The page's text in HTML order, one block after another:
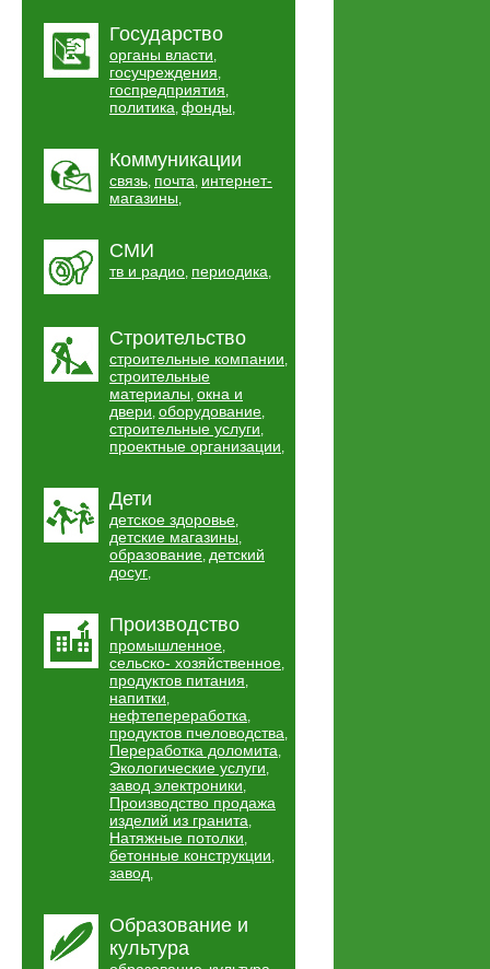
Государство
органы власти,
госучреждения,
госпредприятия,
политика, фонды,
Коммуникации
связь, почта, интернет-
магазины,
СМИ
тв и радио, периодика,
Строительство
строительные компании,
строительные
материалы, окна и
двери, оборудование,
строительные услуги,
проектные организации,
Дети
детское здоровье,
детские магазины,
образование, детский
досуг,
Производство
промышленное,
сельско- хозяйственное,
продуктов питания,
напитки,
нефтепереработка,
продуктов пчеловодства,
Переработка доломита,
Экологические услуги,
завод электроники,
Производство продажа
изделий из гранита,
Натяжные потолки,
бетонные конструкции,
завод,
Образование и
культура